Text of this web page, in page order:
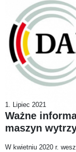
1. Lipiec 2021
Ważne
maszyn
W kwietniu 2020 r.